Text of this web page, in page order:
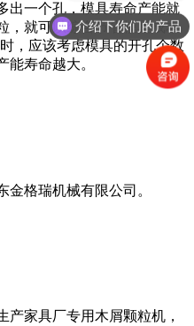
出一个孔，模具寿命产能就
，就可以综合节省模具成本
，应该考虑模具的开孔个数
能寿命越大。
金格瑞机械有限公司。
产家具厂专用木屑颗粒机，
介绍下你们的产品